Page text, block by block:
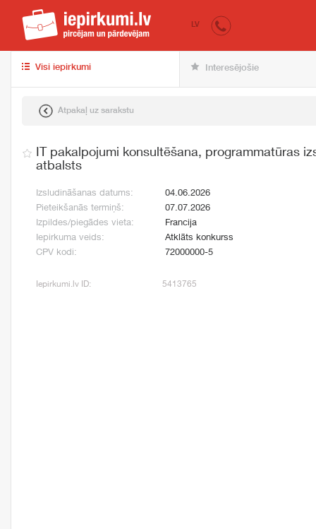
iepirkumi.lv
LV
Visi iepirkumi Interesējošie
Atpakaļ uz sarakstu
IT pakalpojumi konsultēšana, programmatūras
atbalsts
Izsludināšanas datums:
04.06.2026
Pieteikšanās termiņš:
07.07.2026
Izpildes/piegādes vieta:
Francija
Iepirkuma veids:
Atklāts konkurss
CPV kodi:
72000000-5
Iepirkumi.lv ID: 5413765